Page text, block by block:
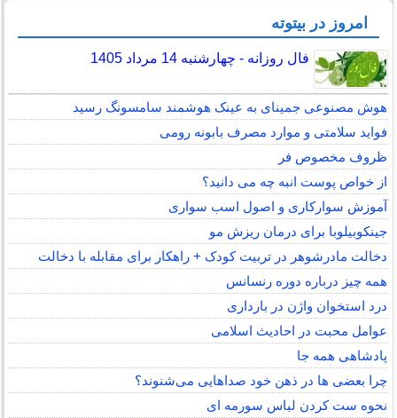
امروز در بیتوته
فال روزانه - چهارشنبه 14 مرداد 1405
هوش مصنوعی جمینای به عینک هوشمند سامسونگ رسید
فواید سلامتی و موارد مصرف بابونه رومی
ظروف مخصوص فر
از خواص پوست انبه چه می دانید؟
آموزش سوارکاری و اصول اسب سواری
جینکوبیلوبا برای درمان ریزش مو
دخالت مادرشوهر در تربیت کودک + راهکار برای مقابله با دخالت
همه چیز درباره دوره رنسانس
درد استخوان واژن در بارداری
عوامل محبت در احادیث اسلامى
پادشاهی همه جا
چرا بعضی ها در ذهن خود صداهایی می‌شنوند؟
نحوه ست کردن لباس سورمه ای